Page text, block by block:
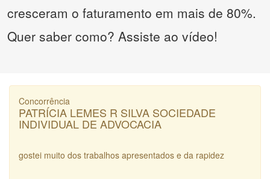
cresceram o faturamento em mais de 80%.
Quer saber como? Assiste ao vídeo!
Concorrência
PATRÍCIA LEMES R SILVA SOCIEDADE
INDIVIDUAL DE ADVOCACIA
gostei muito dos trabalhos apresentados e da rapidez